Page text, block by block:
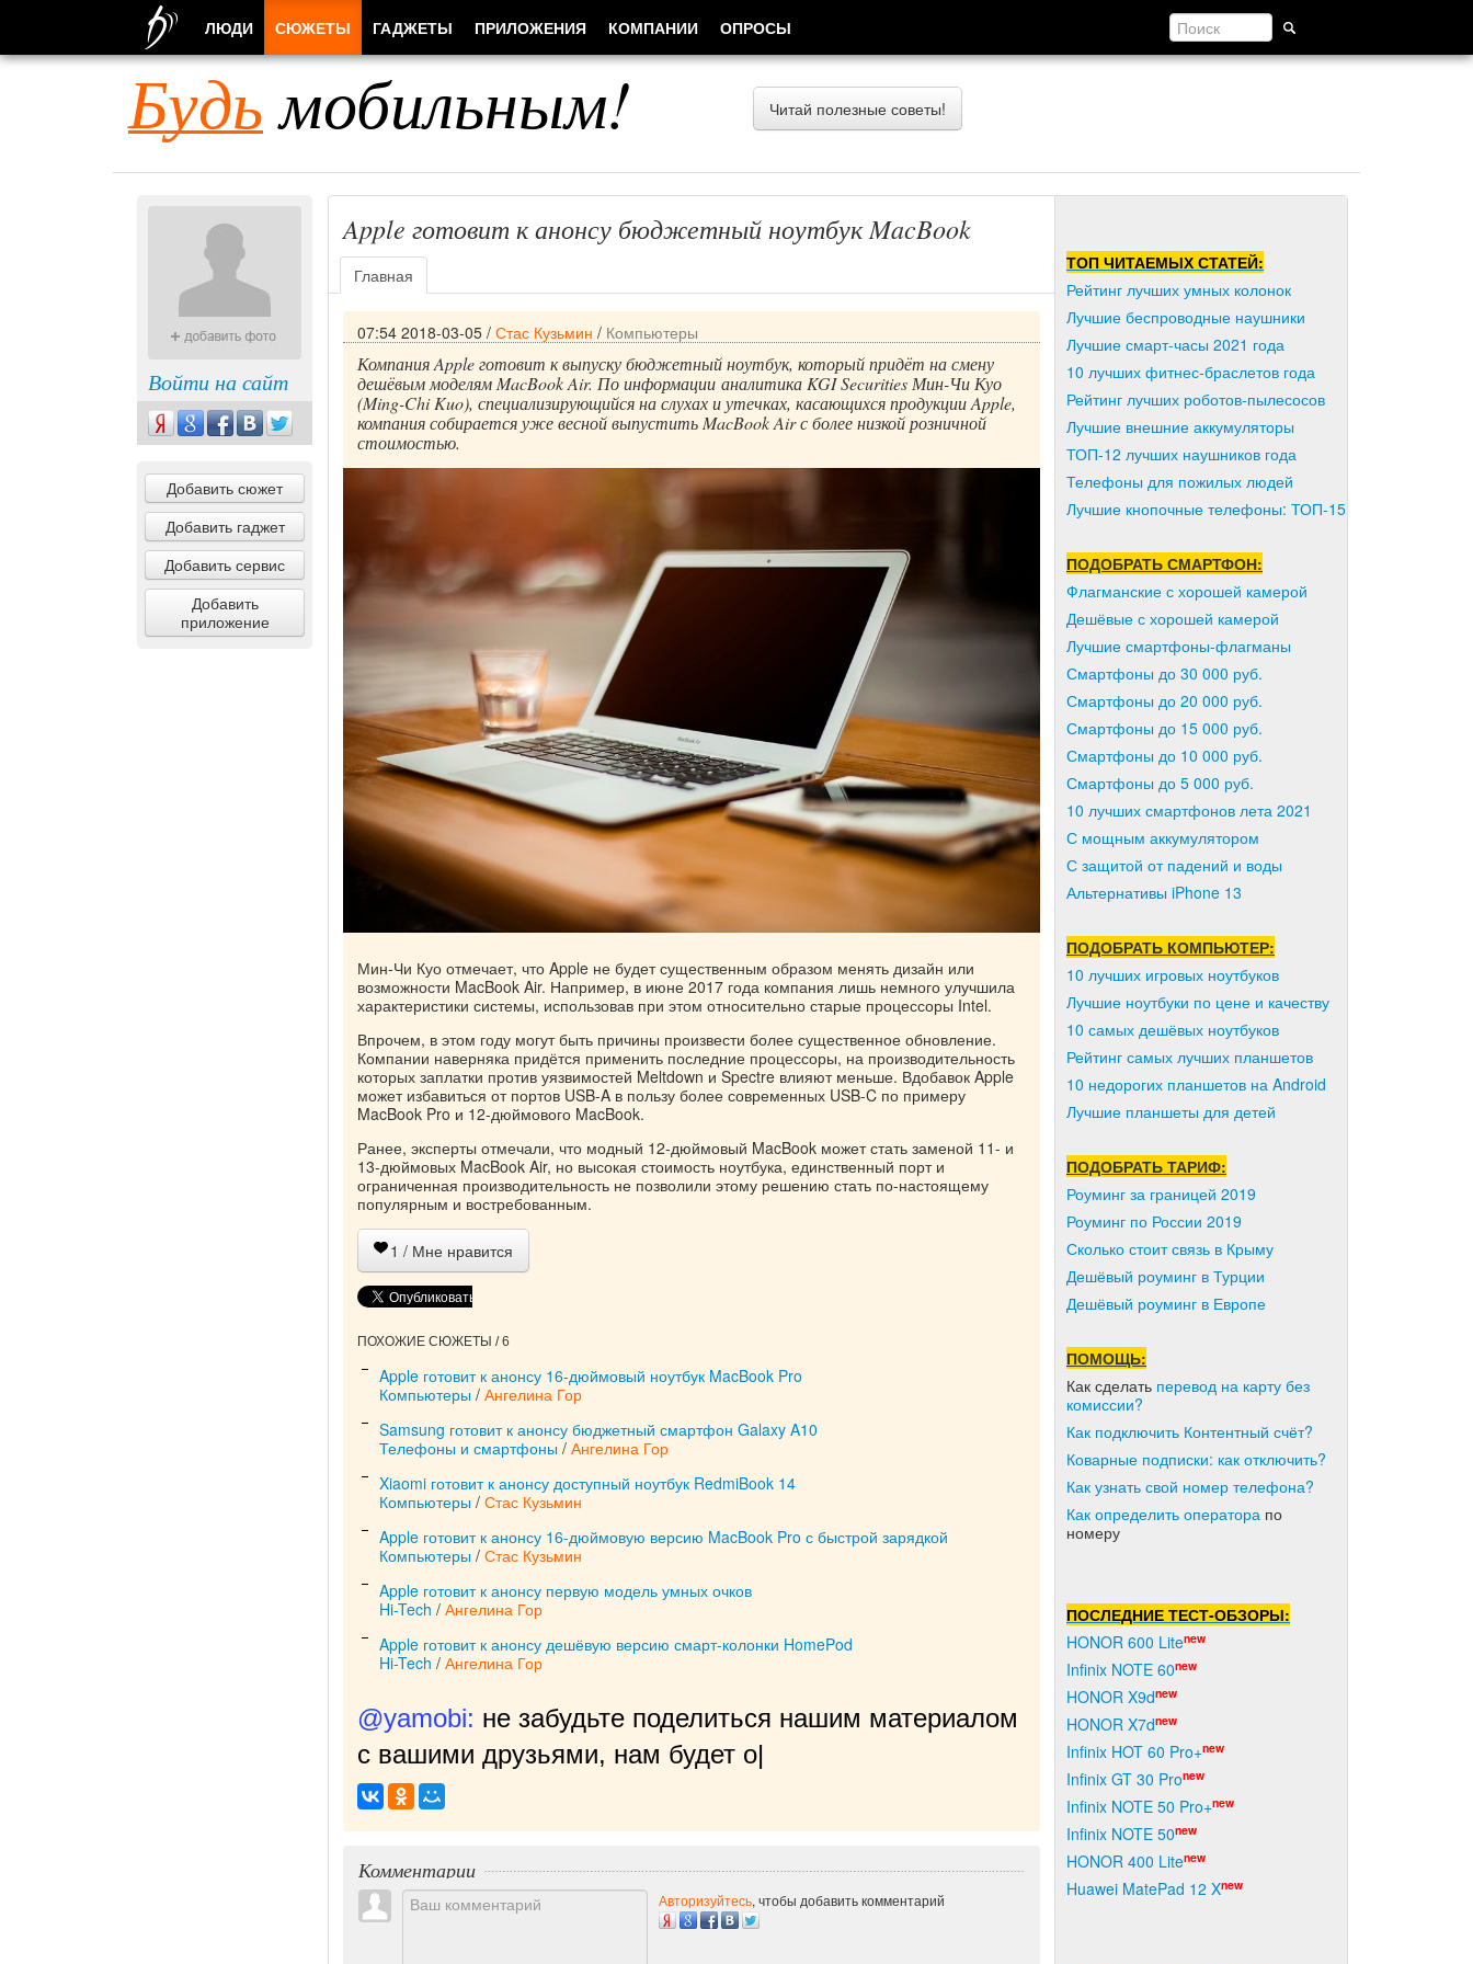
Будьмобильным! Читай полезные советы!
Войти на сайт
Добавить сюжет
Добавить гаджет
Добавить сервис
Добавить
приложение
Apple готовит к анонсу бюджетный ноутбук MacBook
Главная
07:54 2018-03-05 / Стас Кузьмин / Компьютеры
Компания Apple готовит к выпуску бюджетный ноутбук, который придёт на смену
дешёвым моделям MacBook Air. По информации аналитика KGI Securities Мин-Чи Куо
(Ming-Chi Kuo), специализирующийся на слухах и утечках, касающихся продукции Apple,
компания собирается уже весной выпустить MacBook Air с более низкой розничной
стоимостью.
Мин-Чи Куо отмечает, что Apple не будет существенным образом менять дизайн или
возможности MacBook Air. Например, в июне 2017 года компания лишь немного улучшила
характеристики системы, использовав при этом относительно старые процессоры Intel.
Впрочем, в этом году могут быть причины произвести более существенное обновление.
Компании наверняка придётся применить последние процессоры, на производительность
которых заплатки против уязвимостей Meltdown и Spectre влияют меньше. Вдобавок Apple
может избавиться от портов USB-A в пользу более современных USB-C по примеру
MacBook Pro и 12-дюймового MacBook.
Ранее, эксперты отмечали, что модный 12-дюймовый MacBook может стать заменой 11- и
13-дюймовых MacBook Air, но высокая стоимость ноутбука, единственный порт и
ограниченная производительность не позволили этому решению стать по-настоящему
популярным и востребованным.
1 / Мне нравится
ПОХОЖИЕ СЮЖЕТЫ / 6
Apple готовит к анонсу 16-дюймовый ноутбук MacBook Pro
Компьютеры / Ангелина Гор
Samsung готовит к анонсу бюджетный смартфон Galaxy A10
Телефоны и смартфоны / Ангелина Гор
Xiaomi готовит к анонсу доступный ноутбук RedmiBook 14
Компьютеры / Стас Кузьмин
Apple готовит к анонсу 16-дюймовую версию MacBook Pro с быстрой зарядкой
Компьютеры / Стас Кузьмин
Apple готовит к анонсу первую модель умных очков
Hi-Tech / Ангелина Гор
Apple готовит к анонсу дешёвую версию смарт-колонки HomePod
Hi-Tech / Ангелина Гор
@yamobi: не забудьте поделиться нашим материалом
с вашими друзьями, нам будет очень приятно!
Комментарии
Авторизуйтесь, чтобы добавить комментарий
ТОП ЧИТАЕМЫХ СТАТЕЙ:
Рейтинг лучших умных колонок
Лучшие беспроводные наушники
Лучшие смарт-часы 2021 года
10 лучших фитнес-браслетов года
Рейтинг лучших роботов-пылесосов
Лучшие внешние аккумуляторы
ТОП-12 лучших наушников года
Телефоны для пожилых людей
Лучшие кнопочные телефоны: ТОП-15
ПОДОБРАТЬ СМАРТФОН:
Флагманские с хорошей камерой
Дешёвые с хорошей камерой
Лучшие смартфоны-флагманы
Смартфоны до 30 000 руб.
Смартфоны до 20 000 руб.
Смартфоны до 15 000 руб.
Смартфоны до 10 000 руб.
Смартфоны до 5 000 руб.
10 лучших смартфонов лета 2021
С мощным аккумулятором
С защитой от падений и воды
Альтернативы iPhone 13
ПОДОБРАТЬ КОМПЬЮТЕР:
10 лучших игровых ноутбуков
Лучшие ноутбуки по цене и качеству
10 самых дешёвых ноутбуков
Рейтинг самых лучших планшетов
10 недорогих планшетов на Android
Лучшие планшеты для детей
ПОДОБРАТЬ ТАРИФ:
Роуминг за границей 2019
Роуминг по России 2019
Сколько стоит связь в Крыму
Дешёвый роуминг в Турции
Дешёвый роуминг в Европе
ПОМОЩЬ:
Как сделать перевод на карту без
комиссии?
Как подключить Контентный счёт?
Коварные подписки: как отключить?
Как узнать свой номер телефона?
Как определить оператора по
номеру
ПОСЛЕДНИЕ ТЕСТ-ОБЗОРЫ:
HONOR 600 Litenew
Infinix NOTE 60new
HONOR X9dnew
HONOR X7dnew
Infinix HOT 60 Pro+new
Infinix GT 30 Pronew
Infinix NOTE 50 Pro+new
Infinix NOTE 50new
HONOR 400 Litenew
Huawei MatePad 12 Xnew
ЛЮДИ СЮЖЕТЫ ГАДЖЕТЫ ПРИЛОЖЕНИЯ КОМПАНИИ ОПРОСЫ